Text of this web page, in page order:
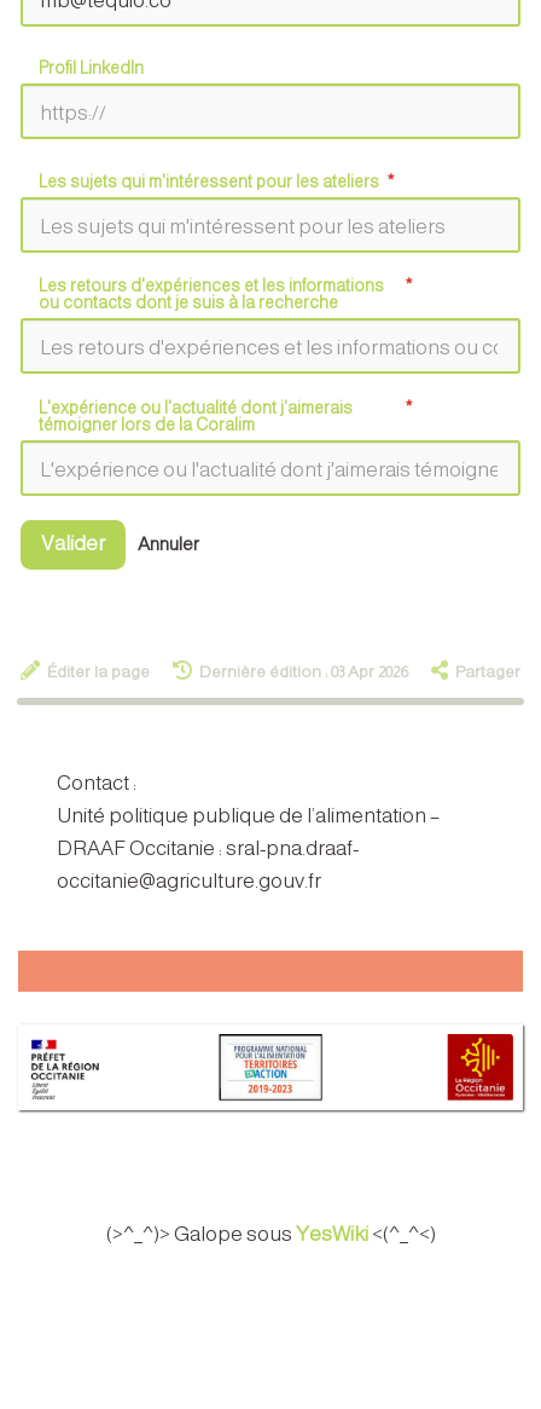
Profil LinkedIn
Les sujets qui m'intéressent pour les ateliers
Les retours d'expériences et les informations
ou contacts dont je suis à la recherche
L'expérience ou l'actualité dont j'aimerais
témoigner lors de la Coralim
Valider Annuler
Éditer la page Dernière édition : 03 Apr 2026 Partager
Contact :
Unité politique publique de l’alimentation –
DRAAF Occitanie : sral-pna.draaf-
occitanie@agriculture.gouv.fr
(>^_^)> Galope sous YesWiki<(^_^<)